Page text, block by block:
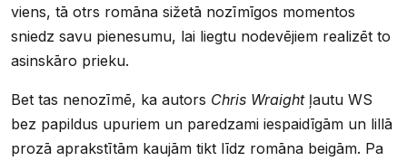
viens, tā otrs romāna sižetā nozīmīgos momentos
sniedz savu pienesumu, lai liegtu nodevējiem realizēt to
asinskāro prieku.
Bet tas nenozīmē, ka autors Chris Wraight ļautu WS
bez papildus upuriem un paredzami iespaidīgām un lillā
prozā aprakstītām kaujām tikt līdz romāna beigām. Pa